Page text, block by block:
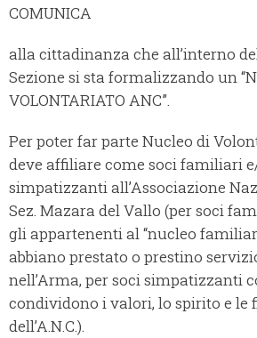
COMUNICA
alla cittadinanza che all’interno
Sezione si sta formalizzando un
VOLONTARIATO ANC”.
Per poter far parte Nucleo di
deve affiliare come soci familiari
simpatizzanti all’Associazione
Sez. Mazara del Vallo (per soci
gli appartenenti al “nucleo
abbiano prestato o prestino
nell’Arma, per soci simpatizzanti
condividono i valori, lo spirito e le
dell’A.N.C.).